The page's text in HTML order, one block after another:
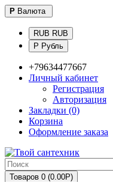
Р Валюта
RUB RUB
Р Рубль
+79634477667
Личный кабинет
Регистрация
Авторизация
Закладки (0)
Корзина
Оформление заказа
Товаров 0 (0.00Р)